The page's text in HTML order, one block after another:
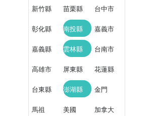
新竹縣 苗栗縣 台中市
彰化縣 南投縣 嘉義市
嘉義縣 雲林縣 台南市
高雄市 屏東縣 花蓮縣
台東縣 澎湖縣 金門
馬祖 美國 加拿大